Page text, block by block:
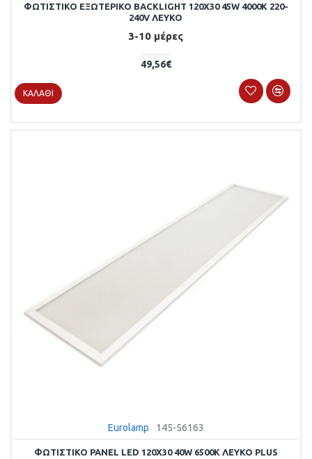
ΦΩΤΙΣΤΙΚΟ ΕΞΩΤΕΡΙΚΟ BACKLIGΗΤ 120X30 45W 4000Κ 220-
240V ΛΕΥΚΟ
3-10 μέρες
49,56€
ΚΑΛΆΘΙ
Eurolamp 145-56163
ΦΩΤΙΣΤΙΚΟ PANEL LED 120X30 40W 6500Κ ΛΕΥΚΟ PLUS